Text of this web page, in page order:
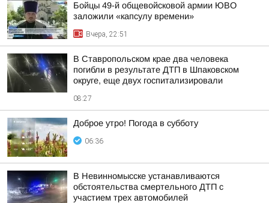
Бойцы 49-й общевойсковой армии ЮВО
заложили «капсулу времени»
Вчера, 22:51
В Ставропольском крае два человека
погибли в результате ДТП в Шпаковском
округе, еще двух госпитализировали
08:27
Доброе утро! Погода в субботу
06:36
В Невинномысске устанавливаются
обстоятельства смертельного ДТП с
участием трех автомобилей